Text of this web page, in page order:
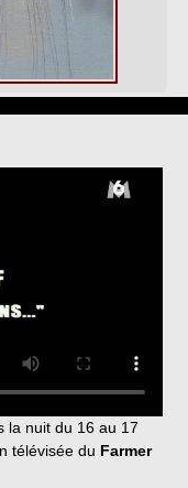
la nuit du 16 au 17
télévisée du Farmer